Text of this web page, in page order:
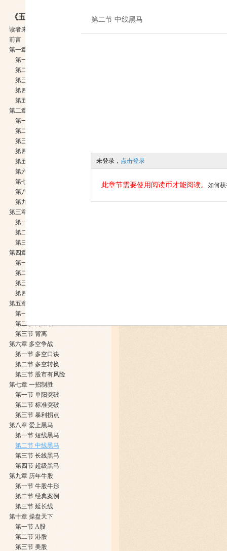
《五线开花 6 港股就这样操盘》
读者来信（选摘）
前言
第一章 ​港股入门
第一节 ​历史
第二节 ​24问
第三节 ​沪港通
第四节 ​T 0
第五节 ​不限涨跌
第二章 ​独门秘笈
第一节 ​30均线
第二节 ​倚天剑
第三节 ​屠龙刀
第四节 ​黄金通道
第五节 ​金叉一阳
第六节 ​一阳站N线
第七节 ​线上阳包阴
第八节 ​黄金坑
第九节 ​力挽狂澜
第三章 ​共振选股
第一节 ​周期共振
第二节 ​技术共振
第三节 ​三点共振
第四章 ​系统关系
第一节 ​屠龙刀与倚天剑
第二节 ​黄金通道与倚天剑
第三节 ​力挽狂澜与屠龙刀
第四节 ​技术同时出现
第五章 ​指标之王
第一节 ​金叉
第二节 ​鳄鱼嘴
第三节 ​背离
第六章 ​多空争战
第一节 ​多空口诀
第二节 ​多空转换
第三节 ​股市有风险
第七章 ​一招制胜
第一节 ​单阳突破
第二节 ​标准突破
第三节 ​暴利拐点
第八章 ​爱上黑马
第一节 ​短线黑马
第二节 ​中线黑马
第三节 ​长线黑马
第四节 ​超级黑马
第九章 ​历年牛股
第一节 ​牛股牛形
第二节 ​经典案例
第三节 ​延长线
第十章 ​操盘天下
第一节 ​A股
第二节 ​港股
第三节 ​美股
第二节 ​中线黑马
未登录， 点击登录
此章节需要使用阅读币才能阅读。 如何